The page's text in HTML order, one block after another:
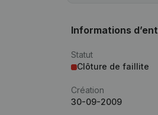
Informations
Statut
Clôture de faillite
Création
30-09-2009